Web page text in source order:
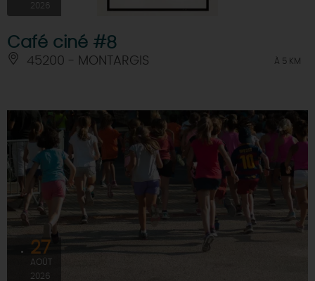
2026
Café ciné #8
45200 - MONTARGIS À 5 KM
27
AOÛT
2026